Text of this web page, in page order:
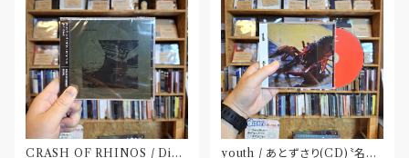
CRASH OF RHINOS / Dist
youth / あとずさり(CD)〝名古